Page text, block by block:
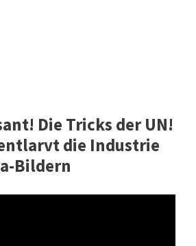
Die Tricks der UN!
die Industrie
Bildern